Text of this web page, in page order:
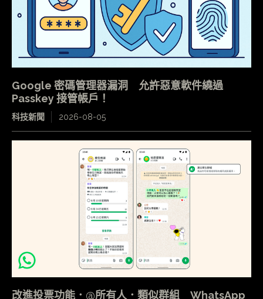
Google 密碼管理器漏洞 允許惡意軟件繞過
Passkey 接管帳戶！
科技新聞 2026-08-05
改進投票功能．@所有人．類似群組 WhatsApp